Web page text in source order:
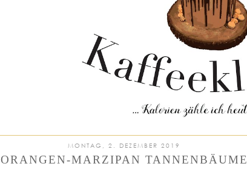
MONTAG, 2. DEZEMBER 2019
ORANGEN-MARZIPAN TANNENBÄUME